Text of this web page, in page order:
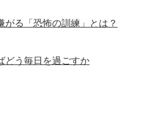
がる「恐怖の訓練」とは？
どう毎日を過ごすか